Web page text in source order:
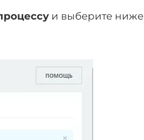
и выберите ниже